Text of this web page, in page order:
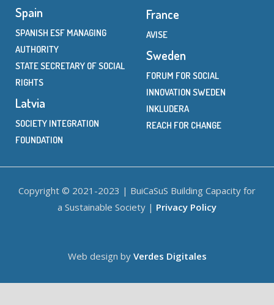
Spain
SPANISH ESF MANAGING
AUTHORITY
STATE SECRETARY OF SOCIAL
RIGHTS
Latvia
SOCIETY INTEGRATION
FOUNDATION
France
AVISE
Sweden
FORUM FOR SOCIAL
INNOVATION SWEDEN
INKLUDERA
REACH FOR CHANGE
Copyright © 2021-2023 | BuiCaSuS Building Capacity for
a Sustainable Society | Privacy Policy
Web design by Verdes Digitales